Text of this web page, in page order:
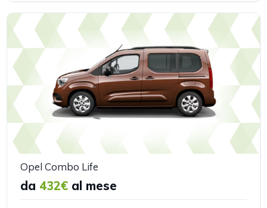
Opel Combo Life
da 432€ al mese